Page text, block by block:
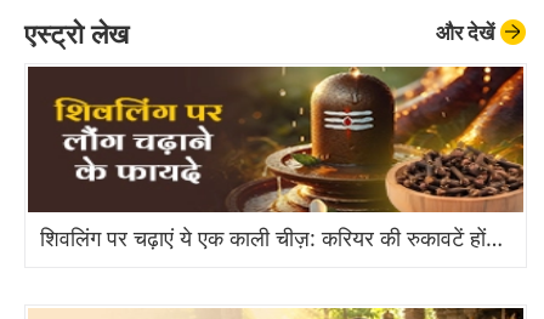
भस्त्रिका प्राणायाम
यिन योग
बच्चों के लिए योग
महिलाओं के लिए योग
एस्ट्रो लेख और देखें
शिवलिंग पर चढ़ाएं ये एक काली चीज़: करियर की रुकावटें होंगी दूर